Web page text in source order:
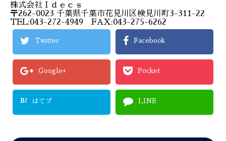
株式会社Ｉｄｅｃｓ
〒262-0023 千葉県千葉市花見川区検見川町3-311-22
TEL:043-272-4949 FAX:043-275-6262
Twitter Facebook
Google+ Pocket
B! はてブ LINE